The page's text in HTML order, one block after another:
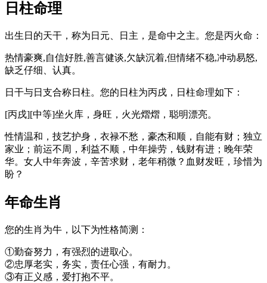
日柱命理
出生日的天干，称为日元、日主，是命中之主。您是丙火命：
热情豪爽,自信好胜,善言健谈,欠缺沉着,但情绪不稳,冲动易怒,
缺乏仔细、认真。
日干与日支合称日柱。您的日柱为丙戌，日柱命理如下：
[丙戌][中等]坐火库，身旺，火光熠熠，聪明漂亮。
性情温和，技艺护身，衣禄不愁，豪杰和顺，自能有财；独立
家业；前运不周，利益不顺，中年操劳，钱财有进；晚年荣
华。女人中年奔波，辛苦求财，老年稍微？血财发旺，珍惜为
盼？
年命生肖
您的生肖为牛，以下为性格简测：
①勤奋努力，有强烈的进取心。
②忠厚老实，务实，责任心强，有耐力。
③有正义感，爱打抱不平。